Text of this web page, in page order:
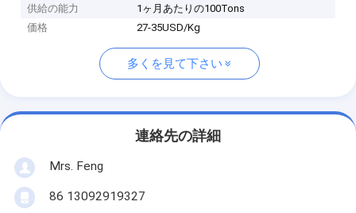
供給の能力
1ヶ月あたりの100Tons
価格
27-35USD/Kg
多くを見て下さい
連絡先の詳細
Mrs. Feng
86 13092919327